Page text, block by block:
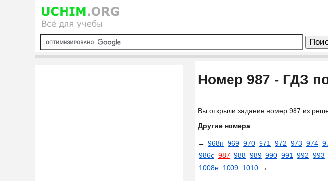
Номер 987 - ГДЗ
Вы открыли задание номер 987 из
Другие номера:
← 968н 969 970 971 972 973 974
986с 987 988 989 990 991 992 993
1008н
1009 1010 →